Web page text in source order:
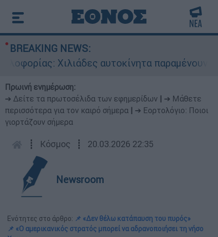
BREAKING NEWS:
Χιλιάδες αυτοκίνητα παραμένουν
Πρωινή ενημέρωση:
➔ Δείτε τα πρωτοσέλιδα των εφημερίδων
➔ Μάθετε
περισσότερα για τον καιρό σήμερα
➔ Εορτολόγιο: Ποιοι
γιορτάζουν σήμερα
┋ Κόσμος ┋ 20.03.2026 22:35
Newsroom
Ενότητες στο άρθρο: 📌 «Δεν θέλω κατάπαυση του πυρός»
📌 «Ο αμερικανικός στρατός μπορεί να αδρανοποιήσει τη νήσο